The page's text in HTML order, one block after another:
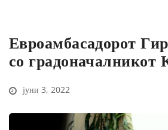
Евроамбасадорот
со градоначалникот
јуни 3, 2022